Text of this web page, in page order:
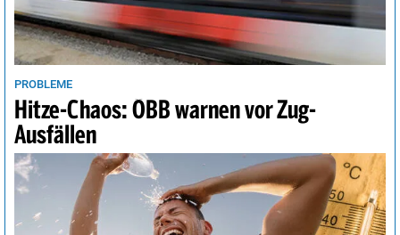
PROBLEME
Hitze-Chaos: ÖBB warnen vor Zug-
Ausfällen